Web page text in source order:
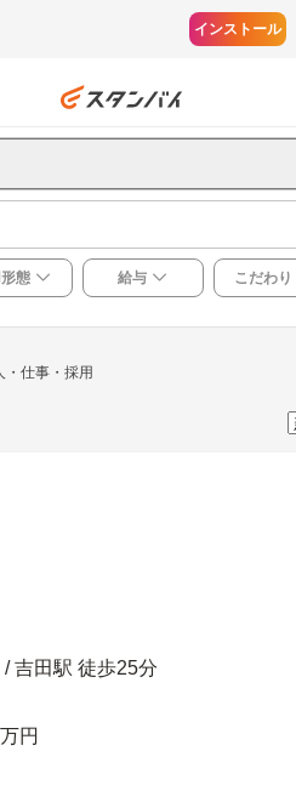
インストール
態 給与 こだわり
・仕事・採用
吉田駅 徒歩25分
円